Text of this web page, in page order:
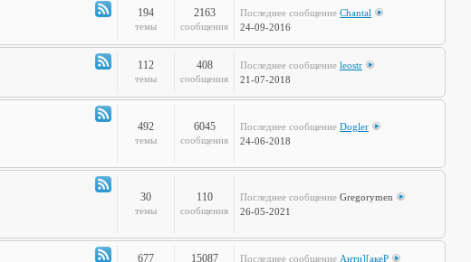
Канал
-
Худграф
194
темы
2163
сообщения
Последнее сообщение Chantal
24-09-2016
Канал
-
сказал
Мяу?
112
темы
408
сообщения
Последнее сообщение leostr
21-07-2018
Канал492
темы
6045
сообщения
Последнее сообщение Dogler
24-06-2018
30
темы
110
сообщения
Последнее сообщение Gregorymen
26-05-2021
677 15087 Последнее сообщение Анти][акеР